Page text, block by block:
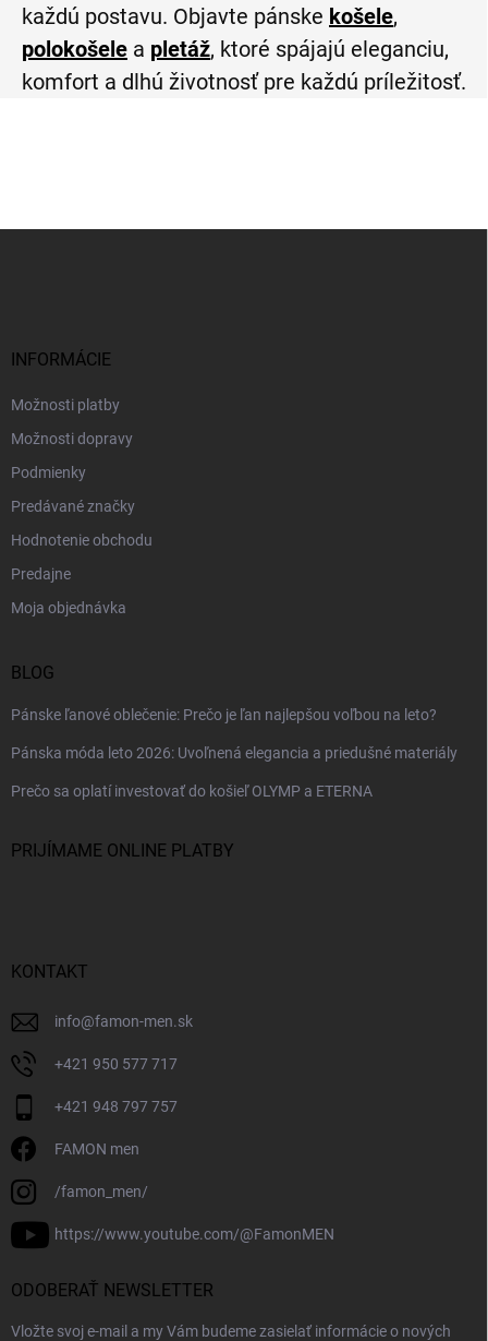
každú postavu. Objavte pánske košele,
polokošele a pletáž, ktoré spájajú eleganciu,
komfort a dlhú životnosť pre každú príležitosť.
INFORMÁCIE
Možnosti platby
Možnosti dopravy
Podmienky
Predávané značky
Hodnotenie obchodu
Predajne
Moja objednávka
BLOG
Pánske ľanové oblečenie: Prečo je ľan najlepšou voľbou na leto?
Pánska móda leto 2026: Uvoľnená elegancia a priedušné materiály
Prečo sa oplatí investovať do košieľ OLYMP a ETERNA
PRIJÍMAME ONLINE PLATBY
KONTAKT
info@famon-men.sk
+421 950 577 717
+421 948 797 757
FAMON men
/famon_men/
https://www.youtube.com/@FamonMEN
ODOBERAŤ NEWSLETTER
Vložte svoj e-mail a my Vám budeme zasielať informácie o nových